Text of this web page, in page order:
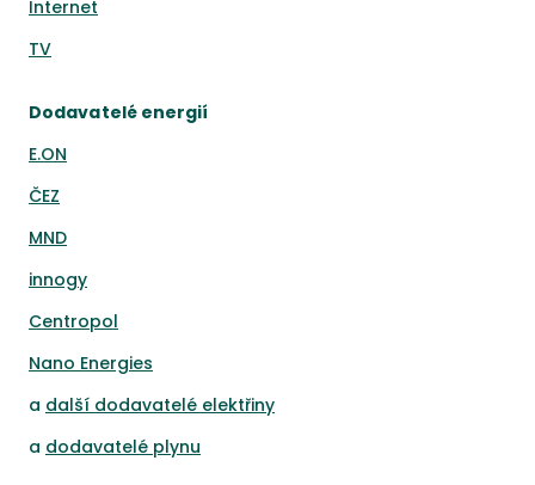
Internet
TV
Dodavatelé energií
E.ON
ČEZ
MND
innogy
Centropol
Nano Energies
a další dodavatelé elektřiny
a dodavatelé plynu